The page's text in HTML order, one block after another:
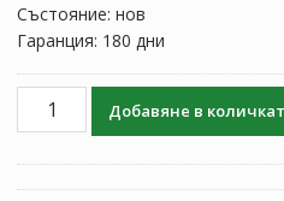
Състояние: нов
Гаранция: 180 дни
количество
Добавяне в